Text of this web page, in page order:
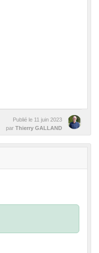
Publié le 11 juin 2023
par Thierry GALLAND